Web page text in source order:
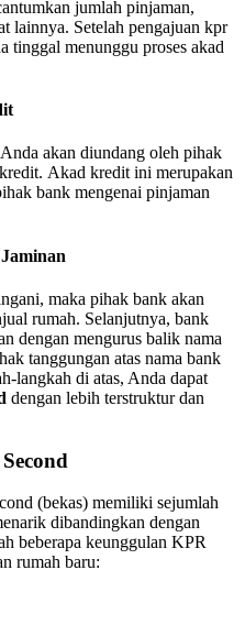
jumlah pinjaman,
lainnya. Setelah pengajuan kpr
tinggal menunggu proses akad
akan diundang oleh pihak
Akad kredit ini merupakan
bank mengenai pinjaman
maka pihak bank akan
rumah. Selanjutnya, bank
dengan mengurus balik nama
tanggungan atas nama bank
langkah di atas, Anda dapat
dengan lebih terstruktur dan
(bekas) memiliki sejumlah
dibandingkan dengan
beberapa keunggulan KPR
rumah baru: